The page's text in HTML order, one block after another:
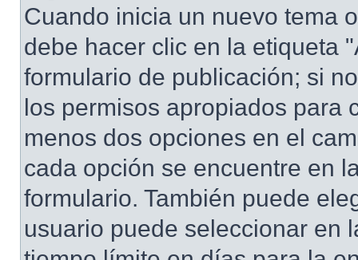
Cuando inicia un nuevo tema
debe hacer clic en la etiqueta
formulario de publicación; si
los permisos apropiados para
menos dos opciones en el
cada opción se encuentre en
formulario. También puede
usuario puede seleccionar en